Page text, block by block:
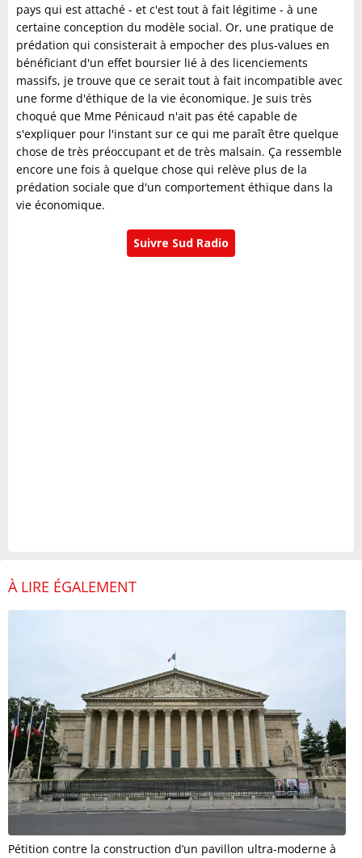
pays qui est attaché - et c'est tout à fait légitime - à une
certaine conception du modèle social. Or, une pratique de
prédation qui consisterait à empocher des plus-values en
bénéficiant d'un effet boursier lié à des licenciements
massifs, je trouve que ce serait tout à fait incompatible avec
une forme d'éthique de la vie économique. Je suis très
choqué que Mme Pénicaud n'ait pas été capable de
s'expliquer pour l'instant sur ce qui me paraît être quelque
chose de très préoccupant et de très malsain. Ça ressemble
encore une fois à quelque chose qui relève plus de la
prédation sociale que d'un comportement éthique dans la
vie économique.
Suivre Sud Radio
À LIRE ÉGALEMENT
Pétition contre la construction d’un pavillon ultra-moderne à